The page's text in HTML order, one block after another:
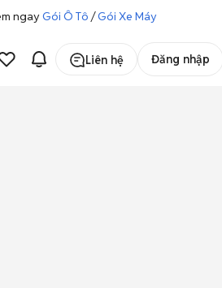
ngayGói Ô Tô /Gói Xe Máy
Liên hệ Đăng nhập